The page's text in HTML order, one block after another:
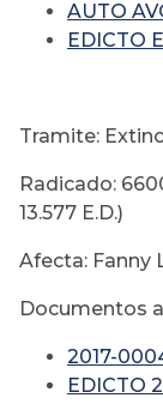
AUTO
EDICTO
Tramite:
Radicado:
13.577 E.D.)
Afecta: Fanny
Documentos
2017-
EDICTO